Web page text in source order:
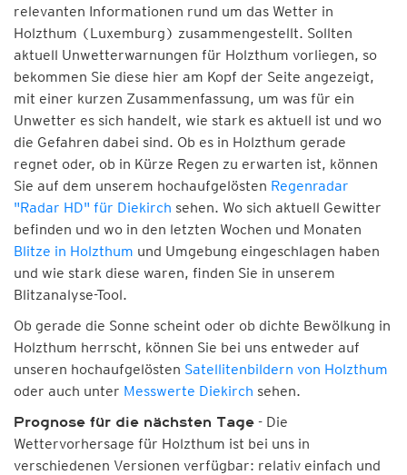
relevanten Informationen rund um das Wetter in
Holzthum (Luxemburg) zusammengestellt. Sollten
aktuell Unwetterwarnungen für Holzthum vorliegen, so
bekommen Sie diese hier am Kopf der Seite angezeigt,
mit einer kurzen Zusammenfassung, um was für ein
Unwetter es sich handelt, wie stark es aktuell ist und wo
die Gefahren dabei sind. Ob es in Holzthum gerade
regnet oder, ob in Kürze Regen zu erwarten ist, können
Sie auf dem unserem hochaufgelösten Regenradar
"Radar HD" für Diekirch sehen. Wo sich aktuell Gewitter
befinden und wo in den letzten Wochen und Monaten
Blitze in Holzthum und Umgebung eingeschlagen haben
und wie stark diese waren, finden Sie in unserem
Blitzanalyse-Tool.
Ob gerade die Sonne scheint oder ob dichte Bewölkung in
Holzthum herrscht, können Sie bei uns entweder auf
unseren hochaufgelösten Satellitenbildern von Holzthum
oder auch unter Messwerte Diekirch sehen.
Prognose für die nächsten Tage - Die
Wettervorhersage für Holzthum ist bei uns in
verschiedenen Versionen verfügbar: relativ einfach und